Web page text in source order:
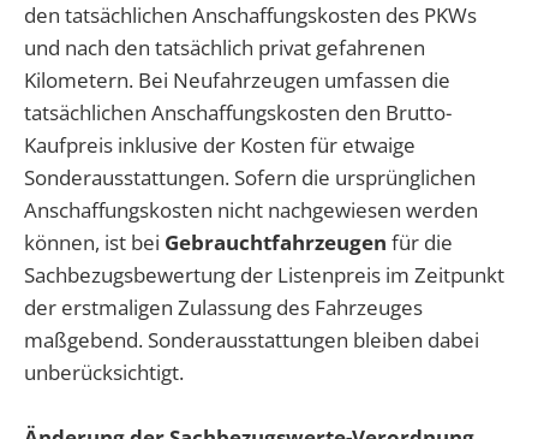
den tatsächlichen Anschaffungskosten des PKWs
und nach den tatsächlich privat gefahrenen
Kilometern. Bei Neufahrzeugen umfassen die
tatsächlichen Anschaffungskosten den Brutto-
Kaufpreis inklusive der Kosten für etwaige
Sonderausstattungen. Sofern die ursprünglichen
Anschaffungskosten nicht nachgewiesen werden
können, ist bei Gebrauchtfahrzeugen für die
Sachbezugsbewertung der Listenpreis im Zeitpunkt
der erstmaligen Zulassung des Fahrzeuges
maßgebend. Sonderausstattungen bleiben dabei
unberücksichtigt.